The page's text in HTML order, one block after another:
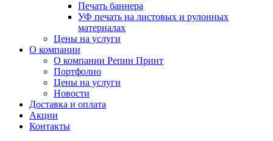
Печать баннера
УФ печать на листовых и рулонных
материалах
Цены на услуги
О компании
О компании Репин Принт
Портфолио
Цены на услуги
Новости
Доставка и оплата
Акции
Контакты